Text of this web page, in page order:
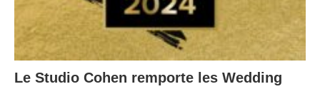
Le Studio Cohen remporte les Wedding